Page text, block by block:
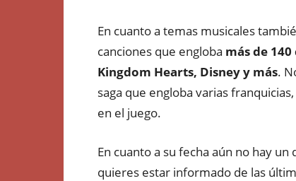
En cuanto a temas musicales
canciones que engloba más de
Kingdom Hearts, Disney y más.
saga que engloba varias
en el juego.
En cuanto a su fecha aún no hay
quieres estar informado de las